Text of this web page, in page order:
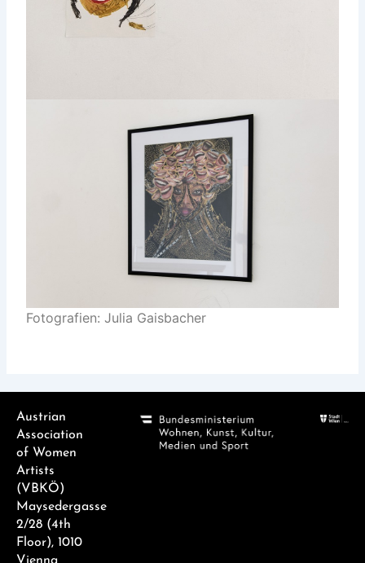
Fotografien: Julia Gaisbacher
Austrian
Association
of Women
Artists
(VBKÖ)
Maysedergasse
2/28 (4th
Floor), 1010